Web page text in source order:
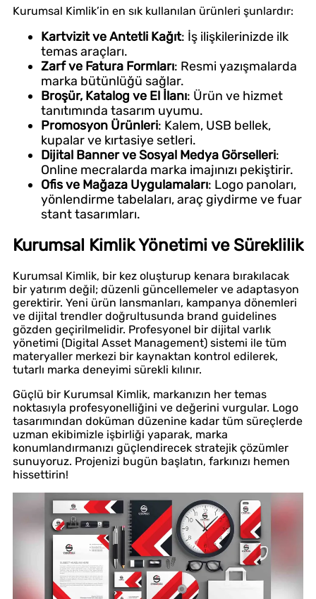
Kurumsal Kimlik’in en sık kullanılan ürünleri şunlardır:
Kartvizit ve Antetli Kağıt: İş ilişkilerinizde ilk
temas araçları.
Zarf ve Fatura Formları: Resmi yazışmalarda
marka bütünlüğü sağlar.
Broşür, Katalog ve El İlanı: Ürün ve hizmet
tanıtımında tasarım uyumu.
Promosyon Ürünleri: Kalem, USB bellek,
kupalar ve kırtasiye setleri.
Dijital Banner ve Sosyal Medya Görselleri:
Online mecralarda marka imajınızı pekiştirir.
Ofis ve Mağaza Uygulamaları: Logo panoları,
yönlendirme tabelaları, araç giydirme ve fuar
stant tasarımları.
Kurumsal Kimlik Yönetimi ve Süreklilik
Kurumsal Kimlik, bir kez oluşturup kenara bırakılacak
bir yatırım değil; düzenli güncellemeler ve adaptasyon
gerektirir. Yeni ürün lansmanları, kampanya dönemleri
ve dijital trendler doğrultusunda brand guidelines
gözden geçirilmelidir. Profesyonel bir dijital varlık
yönetimi (Digital Asset Management) sistemi ile tüm
materyaller merkezi bir kaynaktan kontrol edilerek,
tutarlı marka deneyimi sürekli kılınır.
Güçlü bir Kurumsal Kimlik, markanızın her temas
noktasıyla profesyonelliğini ve değerini vurgular. Logo
tasarımından doküman düzenine kadar tüm süreçlerde
uzman ekibimizle işbirliği yaparak, marka
konumlandırmanızı güçlendirecek stratejik çözümler
sunuyoruz. Projenizi bugün başlatın, farkınızı hemen
hissettirin!